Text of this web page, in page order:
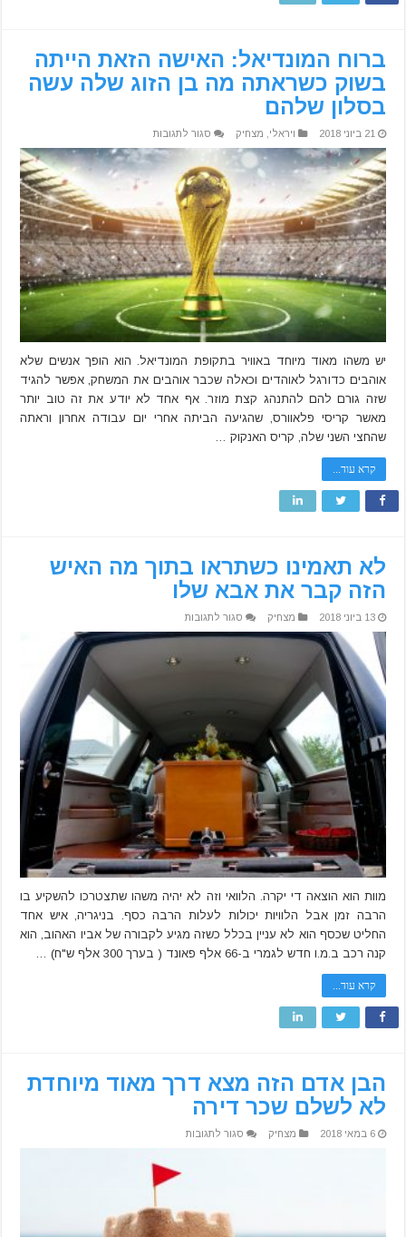
ברוח המונדיאל: האישה הזאת הייתה
בשוק כשראתה מה בן הזוג שלה עשה
בסלון שלהם
21 ביוני 2018 ויראלי מצחיק סגור לתגובותעל
המונדיאל:
האישה
הזאת
הייתה
כשראתה
מה
בן
הזוג
שלה
עשה
בסלון
שלהם
יש משהו מאוד מיוחד באוויר בתקופת המונדיאל. הוא הופך אנשים שלא
אוהבים כדורגל לאוהדים וכאלה שכבר אוהבים את המשחק, אפשר להגיד
שזה גורם להם להתנהג קצת מוזר. אף אחד לא יודע את זה טוב יותר
מאשר קריסי פלאוורס, שהגיעה הביתה אחרי יום עבודה אחרון וראתה
שהחצי השני שלה, קריס האנקוק …
קרא עוד...
לא תאמינו כשתראו בתוך מה האיש
הזה קבר את אבא שלו
13 ביוני 2018 מצחיק סגור לתגובותעל
תאמינו
בתוך
מוות הוא הוצאה די יקרה. הלוואי וזה לא יהיה משהו שתצטרכו להשקיע בו
הרבה זמן אבל הלוויות יכולות לעלות הרבה כסף. בניגריה, איש אחד
החליט שכסף הוא לא עניין בכלל כשזה מגיע לקבורה של אביו האהוב, הוא
קנה רכב ב.מ.ו חדש לגמרי ב-66 אלף פאונד ( בערך 300 אלף ש"ח) …
קרא עוד...
הבן אדם הזה מצא דרך מאוד מיוחדת
לא לשלם שכר דירה
6 במאי 2018 מצחיק סגור לתגובותעל
הזה
מצא
מיוחדת
לא
לשלם